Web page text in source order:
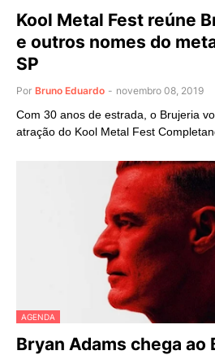
Kool Metal Fest reúne
e outros nomes do
SP
Por Bruno Eduardo - novembro 08, 2019
Com 30 anos de estrada, o Brujeria
atração do Kool Metal Fest
AGENDA
Bryan Adams chega ao